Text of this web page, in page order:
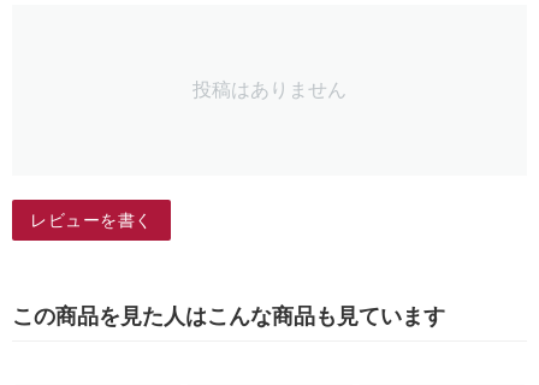
投稿はありません
レビューを書く
この商品を見た人はこんな商品も見ています